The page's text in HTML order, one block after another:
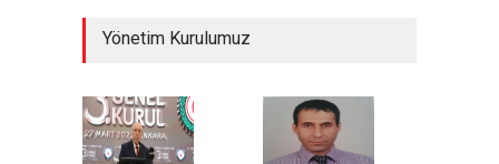
Yönetim Kurulumuz